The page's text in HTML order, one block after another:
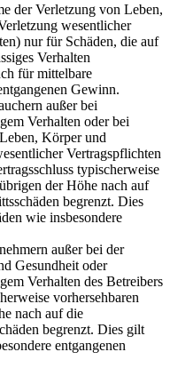
der Verletzung von Leben,
wesentlicher
nur für Schäden, die auf
Verhalten
für mittelbare
Gewinn.
außer bei
Verhalten oder bei
Körper und
Vertragspflichten
typischerweise
der Höhe nach auf
begrenzt. Dies
wie insbesondere
außer bei der
Gesundheit oder
Verhalten des Betreibers
vorhersehbaren
nach auf die
begrenzt. Dies gilt
entgangenen